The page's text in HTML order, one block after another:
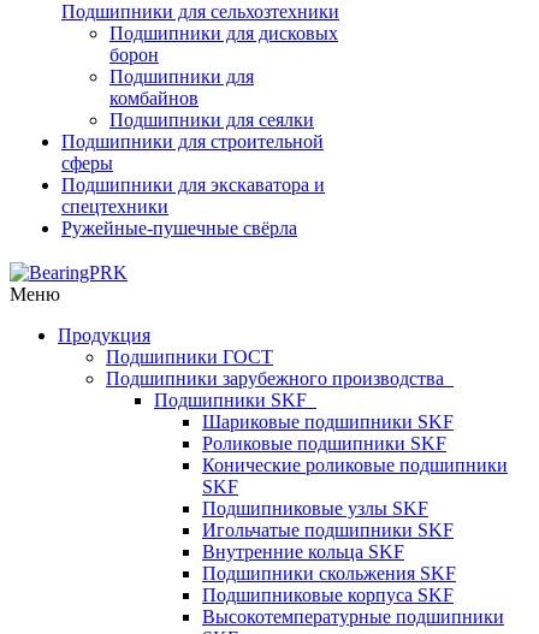
Подшипники для сельхозтехники
Подшипники для дисковых
борон
Подшипники для
комбайнов
Подшипники для сеялки
Подшипники для строительной
сферы
Подшипники для экскаватора и
спецтехники
Ружейные-пушечные свёрла
Меню
Продукция
Подшипники ГОСТ
Подшипники зарубежного производства
Подшипники SKF
Шариковые подшипники SKF
Роликовые подшипники SKF
Конические роликовые подшипники
SKF
Подшипниковые узлы SKF
Игольчатые подшипники SKF
Внутренние кольца SKF
Подшипники скольжения SKF
Подшипниковые корпуса SKF
Высокотемпературные подшипники